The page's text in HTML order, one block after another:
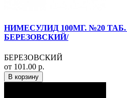
НИМЕСУЛИД 100МГ. №20
БЕРЕЗОВСКИЙ/
БЕРЕЗОВСКИЙ
от 101.00 р.
В корзину